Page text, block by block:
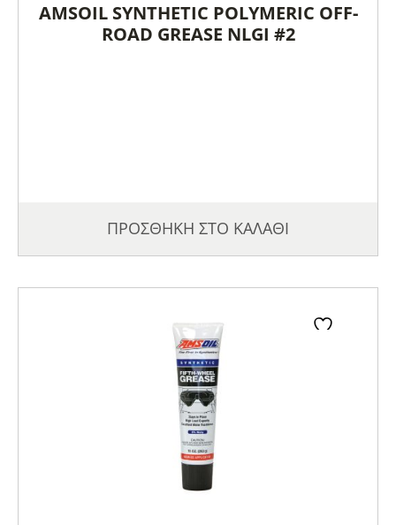
AMSOIL SYNTHETIC POLYMERIC OFF-
ROAD GREASE NLGI #2
ΠΡΟΣΘΗΚΗ ΣΤΟ ΚΑΛΑΘΙ